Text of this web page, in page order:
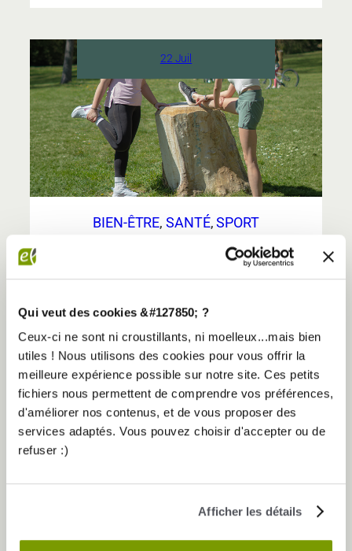
Qui veut des cookies &#127850; ?
Ceux-ci ne sont ni croustillants, ni moelleux...mais bien
utiles ! Nous utilisons des cookies pour vous offrir la
meilleure expérience possible sur notre site. Ces petits
fichiers nous permettent de comprendre vos préférences,
d'améliorer nos contenus, et de vous proposer des
services adaptés. Vous pouvez choisir d'accepter ou de
refuser :)
Afficher les détails
les
piliers
du
bien-
être
Elancia
22 Juil
BIEN-ÊTRE, SANTÉ, SPORT
RÉCUPÉRATION SPORTIVE : POURQUOI LE
REPOS FAIT AUTANT PROGRESSER QUE
autant progresser que l’entraînement On
l’intensité : plus on pousse, plus on avance.
Pourtant, une grande partie des résultats se
joue en dehors de la salle, pendant les phases
de repos. Sommeil, mobilité, jours off : ces
éléments ne sont pas des…
Lire la suite:
:
pourquoi